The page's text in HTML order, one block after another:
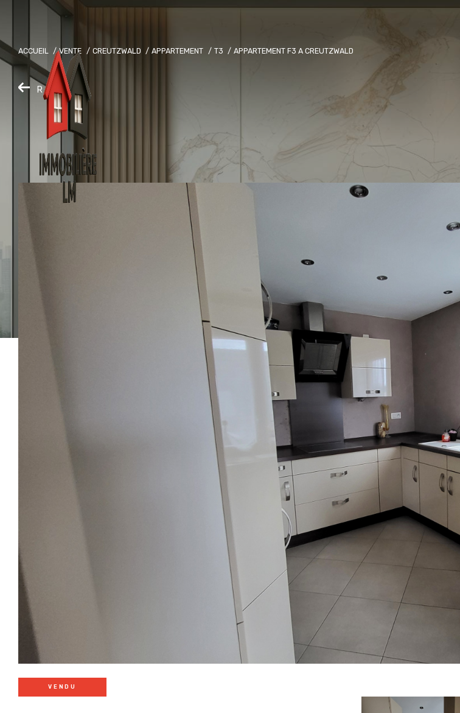
ACCUEIL VENTE CREUTZWALD APPARTEMENT T3 APPARTEMENT F3 A CREUTZWALD
RETOUR
VENDU